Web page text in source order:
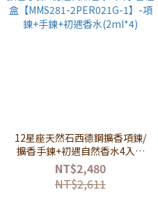
12星座天然石西德鋼擴香項鍊/
擴香手鍊+初遇自然香水4入小
香禮盒【MMS281-2PER021G-
1】-項鍊+手鍊+初遇香水
(2ml*4)
NT$2,480
NT$2,611